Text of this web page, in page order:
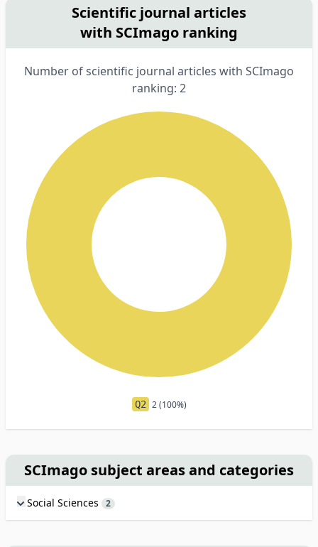
Scientific journal articles
with SCImago ranking
Number of scientific journal articles with SCImago
ranking: 2
Q2 2 (100%)
SCImago subject areas and categories
Social Sciences 2